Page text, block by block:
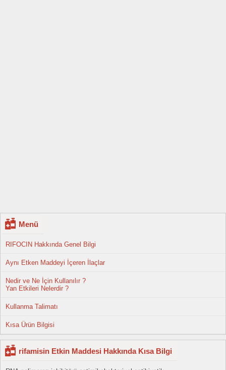
Menü
RIFOCIN Hakkında Genel Bilgi
Aynı Etken Maddeyi İçeren İlaçlar
Nedir ve Ne İçin Kullanılır ?
Yan Etkileri Nelerdir ?
Kullanma Talimatı
Kısa Ürün Bilgisi
rifamisin Etkin Maddesi Hakkında Kısa Bilgi